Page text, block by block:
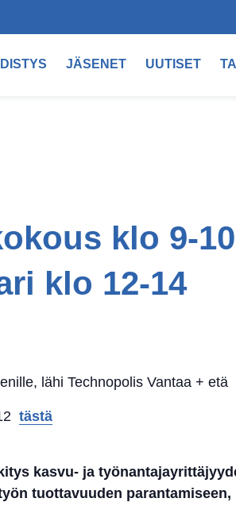
JÄSENET UUTISET
klo 9-
klo 12-14
lähi Technopolis Vantaa + etä
tästä
kasvu- ja
tuottavuuden parantamiseen,